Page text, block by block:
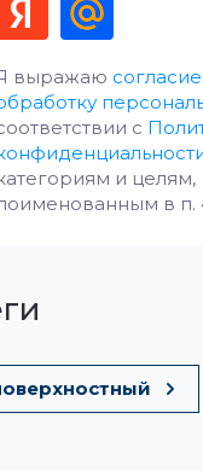
выражаю
с
и целям,
в п.